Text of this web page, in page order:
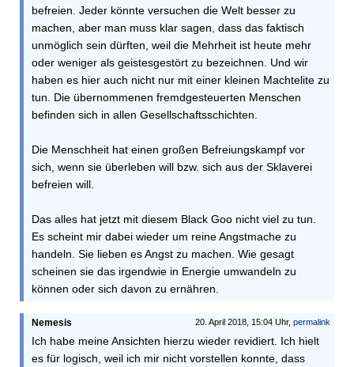
befreien. Jeder könnte versuchen die Welt besser zu
machen, aber man muss klar sagen, dass das faktisch
unmöglich sein dürften, weil die Mehrheit ist heute mehr
oder weniger als geistesgestört zu bezeichnen. Und wir
haben es hier auch nicht nur mit einer kleinen Machtelite zu
tun. Die übernommenen fremdgesteuerten Menschen
befinden sich in allen Gesellschaftsschichten.
Die Menschheit hat einen großen Befreiungskampf vor
sich, wenn sie überleben will bzw. sich aus der Sklaverei
befreien will.
Das alles hat jetzt mit diesem Black Goo nicht viel zu tun.
Es scheint mir dabei wieder um reine Angstmache zu
handeln. Sie lieben es Angst zu machen. Wie gesagt
scheinen sie das irgendwie in Energie umwandeln zu
können oder sich davon zu ernähren.
20. April 2018, 15:04 Uhr, permalink
Nemesis
Ich habe meine Ansichten hierzu wieder revidiert. Ich hielt
es für logisch, weil ich mir nicht vorstellen konnte, dass